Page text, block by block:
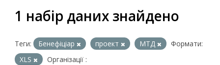
1 набір даних знайдено
Теги: Бенефіціар проект МТД
Формати:
XLS
Організації :